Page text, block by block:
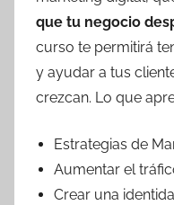
que tu negocio
curso te permitirá
y ayudar a tus
crezcan. Lo que
Estrategias de
Aumentar el
Crear una